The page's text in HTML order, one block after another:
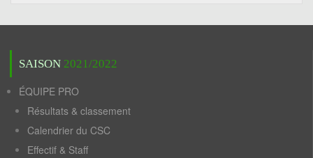
SAISON 2021/2022
ÉQUIPE PRO
Résultats & classement
Calendrier du CSC
Effectif & Staff